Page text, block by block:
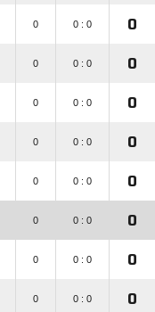
0 0 : 0 0
0 0 : 0 0
0 0 : 0 0
0 0 : 0 0
0 0 : 0 0
0 0 : 0 0
0 0 : 0 0
0 0 : 0 0